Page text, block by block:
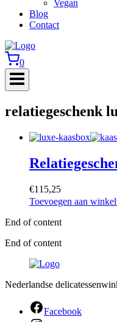
Vegan
Blog
Contact
0
relatiegeschenk
€115,25
Toevoegen aan
End of content
End of content
Nederlandse
Facebook